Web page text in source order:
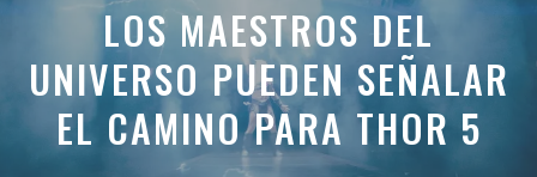
LOS MAESTROS DEL
UNIVERSO PUEDEN SEÑALAR
EL CAMINO PARA THOR 5